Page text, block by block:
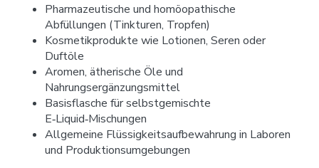
Pharmazeutische und homöopathische
Abfüllungen (Tinkturen, Tropfen)
Kosmetikprodukte wie Lotionen, Seren oder
Duftöle
Aromen, ätherische Öle und
Nahrungsergänzungsmittel
Basisflasche für selbstgemischte
E‑Liquid‑Mischungen
Allgemeine Flüssigkeitsaufbewahrung in Laboren
und Produktionsumgebungen